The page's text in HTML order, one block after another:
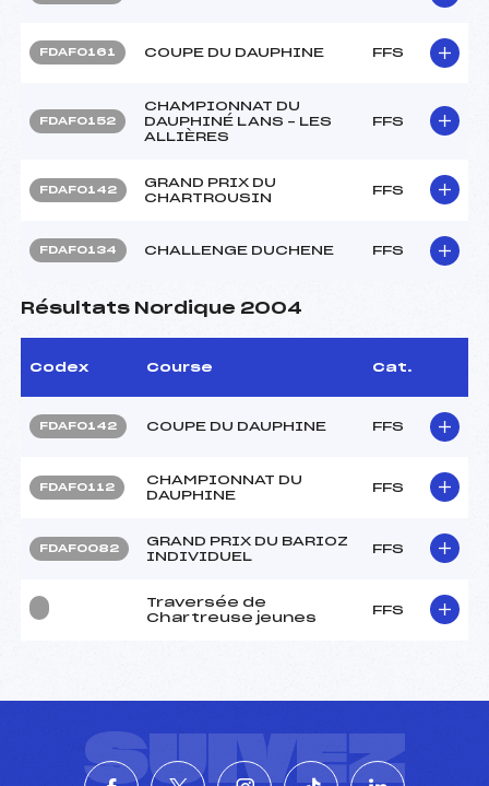
FDAF0161 COUPE DU DAUPHINE FFS
FDAF0152
CHAMPIONNAT DU
DAUPHINÉ LANS – LES
ALLIÈRES
FFS
FDAF0142
GRAND PRIX DU
CHARTROUSIN
FFS
FDAF0134 CHALLENGE DUCHENE FFS
Résultats Nordique 2004
Codex Course Cat.
FDAF0142 COUPE DU DAUPHINE FFS
FDAF0112
CHAMPIONNAT DU
DAUPHINE
FFS
FDAF0082
GRAND PRIX DU BARIOZ
INDIVIDUEL
FFS
Traversée de
Chartreuse jeunes
FFS
SUIVEZ